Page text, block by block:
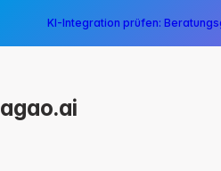
KI-Integration prüfen:
agao.ai